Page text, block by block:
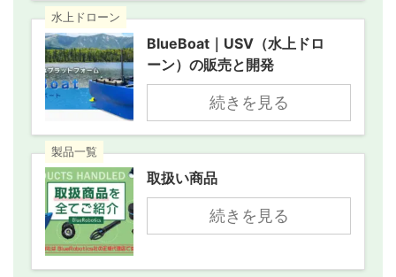
水上ドローン
BlueBoat｜USV（水上ドロ
ーン）の販売と開発
続きを見る
製品一覧
取扱い商品
続きを見る